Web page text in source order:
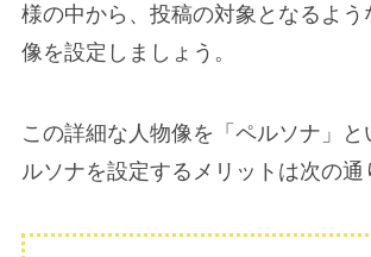
様の中から、投稿の対象となるよう
像を設定しましょう。
この詳細な人物像を「ペルソナ」
ルソナを設定するメリットは次の通